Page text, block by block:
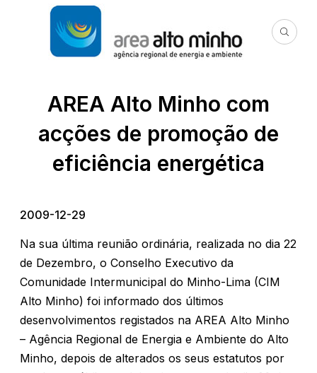
AREA Alto Minho com
acções de promoção de
eficiência energética
2009-12-29
Na sua última reunião ordinária, realizada no dia 22
de Dezembro, o Conselho Executivo da
Comunidade Intermunicipal do Minho-Lima (CIM
Alto Minho) foi informado dos últimos
desenvolvimentos registados na AREA Alto Minho
– Agência Regional de Energia e Ambiente do Alto
Minho, depois de alterados os seus estatutos por